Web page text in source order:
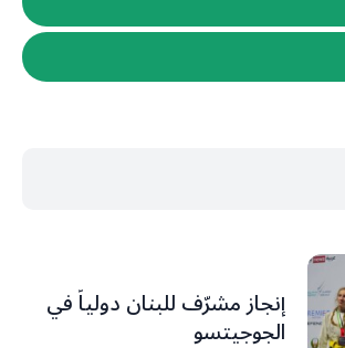
إنجاز مشرّف للبنان دولياً في
الجوجيتسو